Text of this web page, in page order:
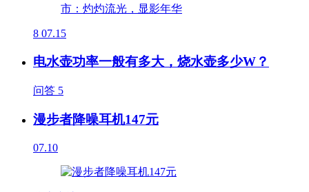
8 07.15
电水壶功率一般有多大，烧水壶多少W？
问答 5
漫步者降噪耳机147元
07.10